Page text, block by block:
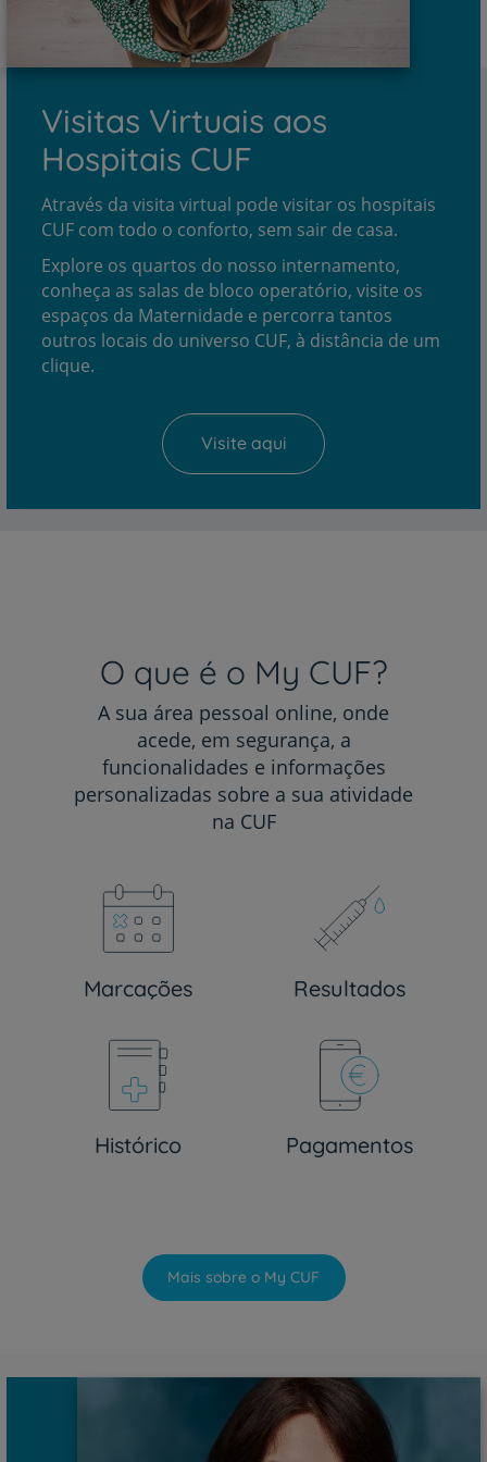
Visitas Virtuais aos
Hospitais CUF
Através da visita virtual pode visitar os hospitais
CUF com todo o conforto, sem sair de casa.
Explore os quartos do nosso internamento,
conheça as salas de bloco operatório, visite os
espaços da Maternidade e percorra tantos
outros locais do universo CUF, à distância de um
clique.
Visite aqui
O que é o My CUF?
A sua área pessoal online, onde
acede, em segurança, a
funcionalidades e informações
personalizadas sobre a sua atividade
na CUF
Marcações Resultados
Histórico Pagamentos
Mais sobre o My CUF